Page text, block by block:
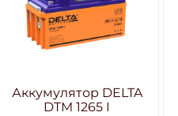
Аккумулятор DELTA
DTM 1265 I